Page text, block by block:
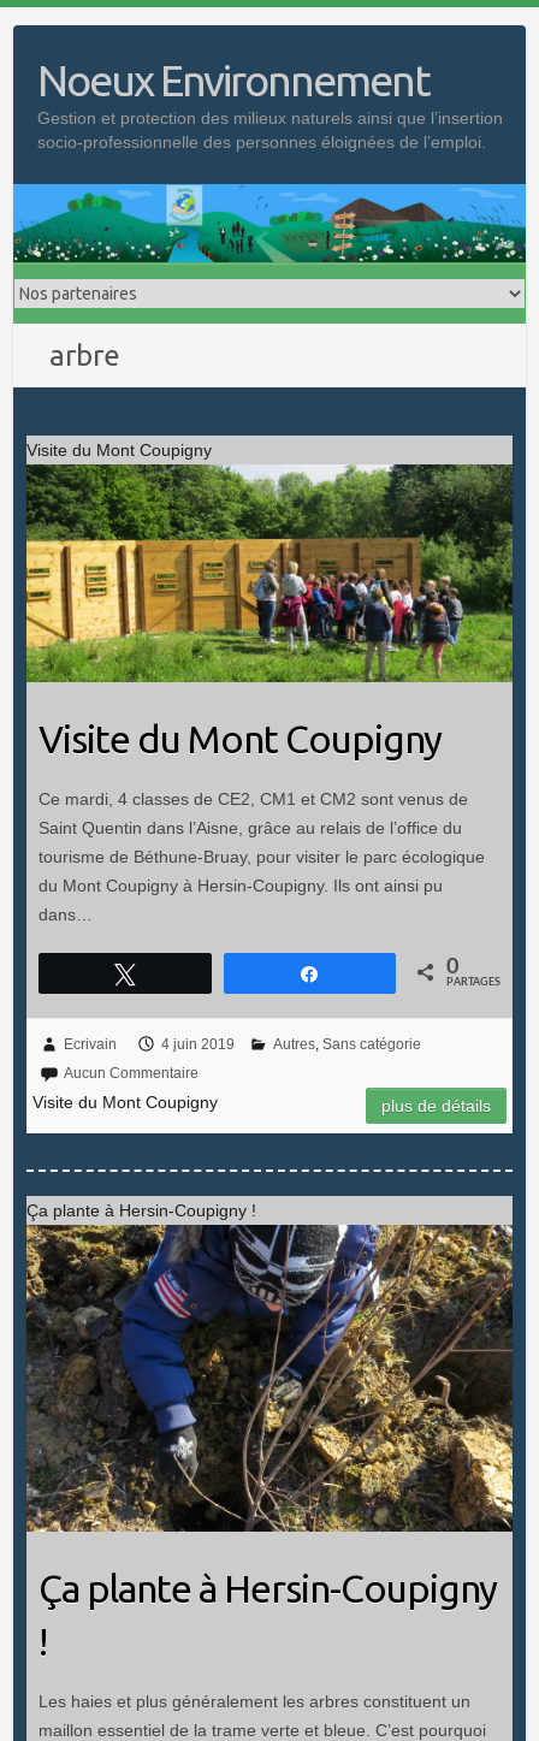
contentNoeux Environnement
Gestion et protection des milieux naturels ainsi que l’insertion
socio-professionnelle des personnes éloignées de l’emploi.
arbre
Visite du Mont Coupigny
Visite du Mont Coupigny
Ce mardi, 4 classes de CE2, CM1 et CM2 sont venus de
Saint Quentin dans l’Aisne, grâce au relais de l’office du
tourisme de Béthune-Bruay, pour visiter le parc écologique
du Mont Coupigny à Hersin-Coupigny. Ils ont ainsi pu
dans…
0
PARTAGES
Ecrivain 4 juin 2019 Autres, Sans catégorie
Aucun Commentaire
Visite du Mont Coupigny plus de détails
Ça plante à Hersin-Coupigny !
Ça plante à Hersin-Coupigny
!
Les haies et plus généralement les arbres constituent un
maillon essentiel de la trame verte et bleue. C’est pourquoi